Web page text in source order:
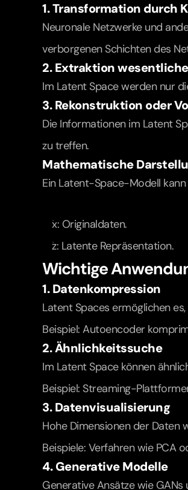
1. Transformation durch
Neuronale Netzwerke und
verborgenen Schichten des
2. Extraktion
Im Latent Space werden nur
3. Rekonstruktion oder
Die Informationen im Latent
zu treffen.
Mathematische
Ein Latent-Space-Modell
x: Originaldaten.
z: Latente Repräsentation.
Wichtige
1. Datenkompression
Latent Spaces ermöglichen
Beispiel: Autoencoder
2. Ähnlichkeitssuche
Im Latent Space können
Beispiel: Streaming-
3. Datenvisualisierung
Hohe Dimensionen der Daten
Beispiele: Verfahren wie PCA
4. Generative Modelle
Generative Ansätze wie GANs